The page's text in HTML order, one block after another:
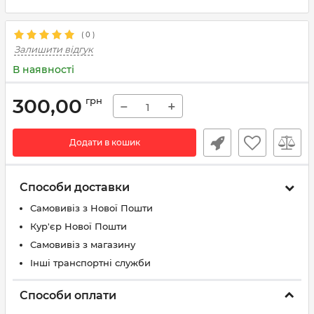
( 0 )
Залишити відгук
В наявності
300,00 грн − +
Додати в кошик
Способи доставки
Самовивіз з Нової Пошти
Кур'єр Нової Пошти
Самовивіз з магазину
Інші транспортні служби
Способи оплати